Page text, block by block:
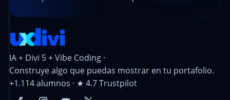
IA + Divi 5 + Vibe Coding ·
Construye algo que puedas mostrar en tu portafolio.
+1.114 alumnos · ★ 4.7 Trustpilot